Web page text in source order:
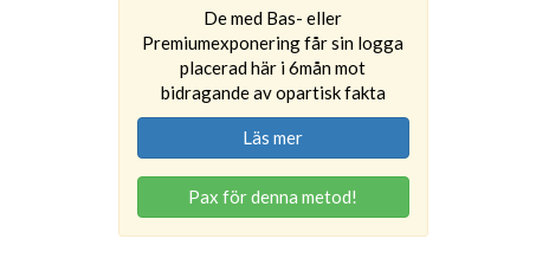
De med Bas- eller
Premiumexponering får sin logga
placerad här i 6mån mot
bidragande av opartisk fakta
Läs mer
Pax för denna metod!